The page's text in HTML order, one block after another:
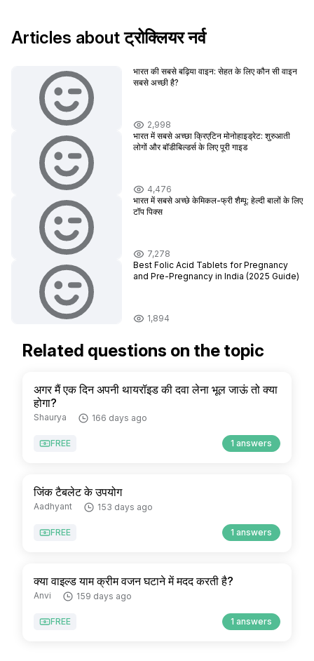
Articles about ट्रोक्लियर नर्व
भारत की सबसे बढ़िया वाइन: सेहत के लिए कौन सी वाइन
सबसे अच्छी है?
2,998
भारत में सबसे अच्छा क्रिएटिन मोनोहाइड्रेट: शुरुआती
लोगों और बॉडीबिल्डर्स के लिए पूरी गाइड
4,476
भारत में सबसे अच्छे केमिकल-फ्री शैम्पू: हेल्दी बालों के लिए
टॉप पिक्स
7,278
Best Folic Acid Tablets for Pregnancy
and Pre-Pregnancy in India (2025 Guide)
1,894
Related questions on the topic
अगर मैं एक दिन अपनी थायरॉइड की दवा लेना भूल जाऊं तो क्या
होगा?
Shaurya 166 days ago
FREE 1 answers
जिंक टैबलेट के उपयोग
Aadhyant 153 days ago
FREE 1 answers
क्या वाइल्ड याम क्रीम वजन घटाने में मदद करती है?
Anvi 159 days ago
FREE 1 answers